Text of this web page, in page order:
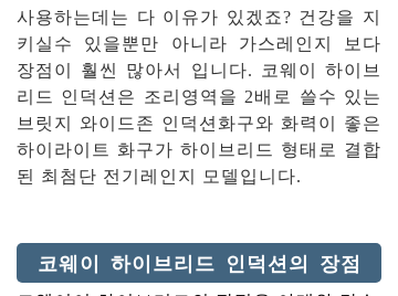
사용하는데는 다 이유가 있겠죠? 건강을 지
키실수 있을뿐만 아니라 가스레인지 보다
장점이 훨씬 많아서 입니다. 코웨이 하이브
리드 인덕션은 조리영역을 2배로 쓸수 있는
브릿지 와이드존 인덕션화구와 화력이 좋은
하이라이트 화구가 하이브리드 형태로 결합
된 최첨단 전기레인지 모델입니다.
코웨이 하이브리드 인덕션의 장점